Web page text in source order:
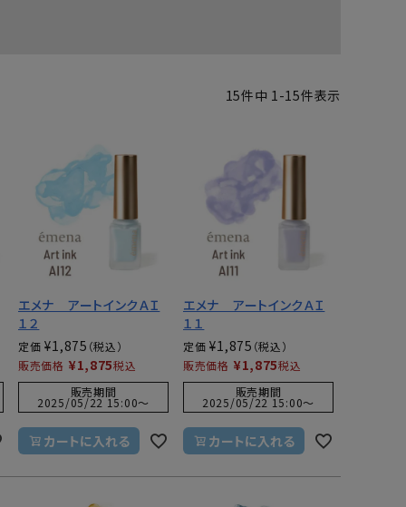
エメナコラボジェル
15件中 1-15件表示
エメナ アートインクＡＩ
１２
定価 ¥1,875
販売価格 ¥1,875税込
販売期間
2025/05/22 15:00〜
カートに入れる
エメナ アートインクＡＩ
１１
定価 ¥1,875
販売価格 ¥1,875税込
販売期間
2025/05/22 15:00〜
カートに入れる